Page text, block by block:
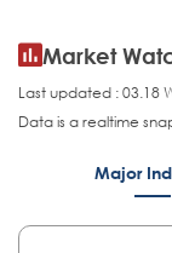
Market
Last updated : 03.18
Data is a realtime
Major